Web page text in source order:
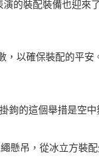
的裝配裝備也迎來
以確保裝配的平安
的這個舉措是空中
懸吊，從冰立方裝配